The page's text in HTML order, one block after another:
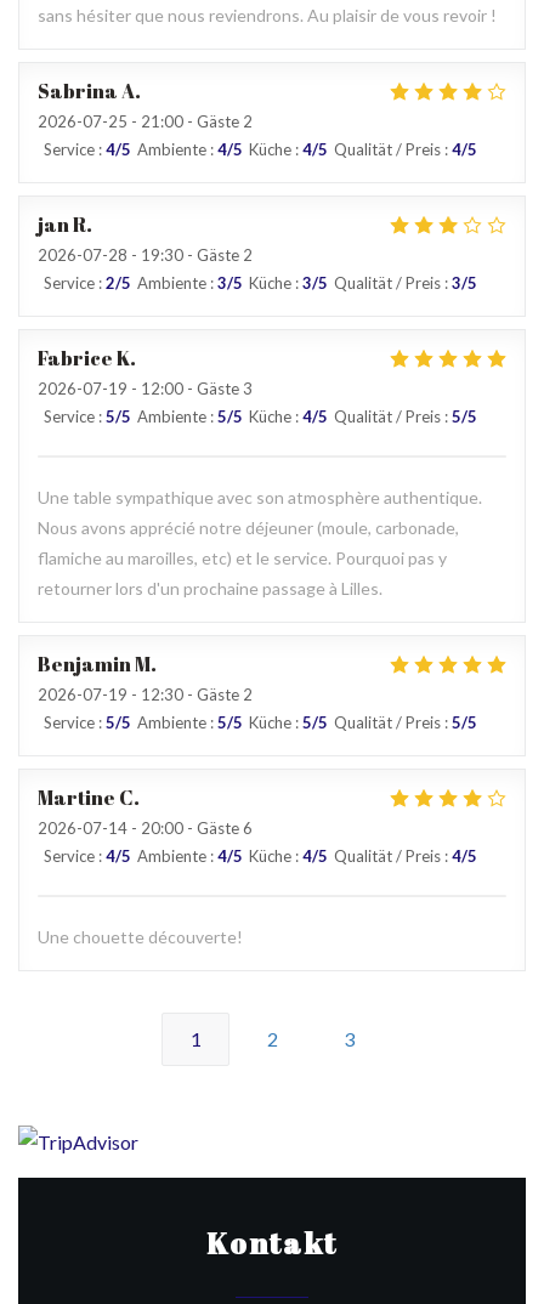
sans hésiter que nous reviendrons. Au plaisir de vous revoir !
SabrinaA
2026-07-25 - 21:00 - Gäste 2
Service :4/5 Ambiente :4/5 Küche :4/5 Qualität / Preis :4/5
janR
2026-07-28 - 19:30 - Gäste 2
Service :2/5 Ambiente :3/5 Küche :3/5 Qualität / Preis :3/5
FabriceK
2026-07-19 - 12:00 - Gäste 3
Service :5/5 Ambiente :5/5 Küche :4/5 Qualität / Preis :5/5
Une table sympathique avec son atmosphère authentique.
Nous avons apprécié notre déjeuner (moule, carbonade,
flamiche au maroilles, etc) et le service. Pourquoi pas y
retourner lors d'un prochaine passage à Lilles.
BenjaminM
2026-07-19 - 12:30 - Gäste 2
Service :5/5 Ambiente :5/5 Küche :5/5 Qualität / Preis :5/5
Martine C
2026-07-14 - 20:00 - Gäste 6
Service :4/5 Ambiente :4/5 Küche :4/5 Qualität / Preis :4/5
Une chouette découverte!
1 2 3
Kontakt